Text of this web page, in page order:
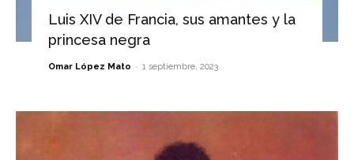
Luis XIV de Francia, sus amantes y la
princesa negra
Omar López Mato - 1 septiembre, 2023